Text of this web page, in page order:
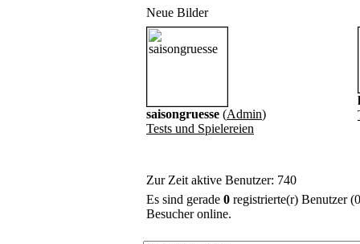
Neue Bilder
saisongruesse (Admin)
Tests und Spielereien
Zur Zeit aktive Benutzer: 740
Es sind gerade 0 registrierte(r) Benutzer
Besucher online.